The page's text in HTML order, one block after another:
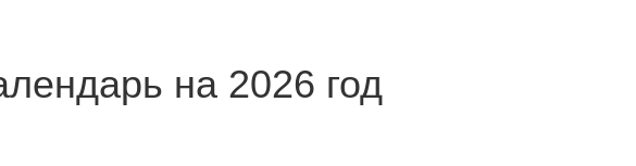
на 2026 год